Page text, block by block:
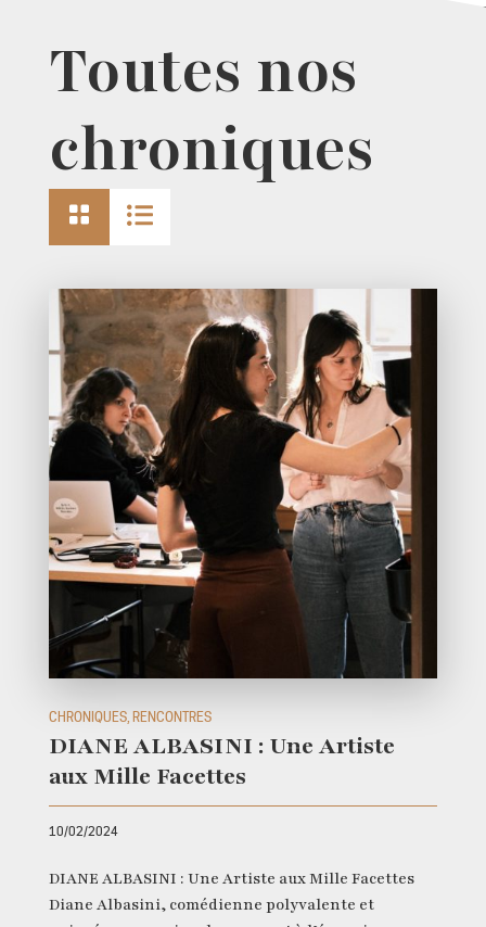
Toutes nos
chroniques
 
CHRONIQUES, RENCONTRES
DIANE ALBASINI : Une Artiste
aux Mille Facettes
10/02/2024
DIANE ALBASINI : Une Artiste aux Mille Facettes
Diane Albasini, comédienne polyvalente et